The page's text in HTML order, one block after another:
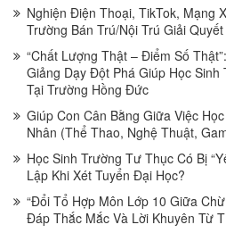
Nghiện Điện Thoại, TikTok, Mạng
Trường Bán Trú/Nội Trú Giải
“Chất Lượng Thật – Điểm Số
Giảng Dạy Đột Phá Giúp Học Sinh
Tại Trường Hồng Đức
Giúp Con Cân Bằng Giữa Việc
Nhân (Thể Thao, Nghệ Thuật,
Học Sinh Trường Tư Thục Có Bị
Lập Khi Xét Tuyển Đại Học?
“Đổi Tổ Hợp Môn Lớp 10 Giữa
Đáp Thắc Mắc Và Lời Khuyên Từ